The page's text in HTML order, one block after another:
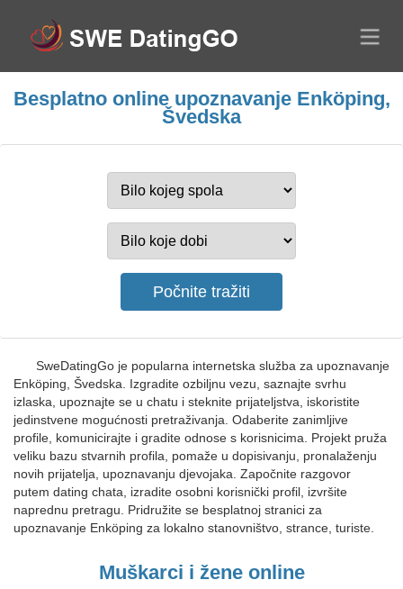
Besplatno online upoznavanje Enköping,
Švedska
SweDatingGo je popularna internetska služba za upoznavanje
Enköping, Švedska. Izgradite ozbiljnu vezu, saznajte svrhu
izlaska, upoznajte se u chatu i steknite prijateljstva, iskoristite
jedinstvene mogućnosti pretraživanja. Odaberite zanimljive
profile, komunicirajte i gradite odnose s korisnicima. Projekt pruža
veliku bazu stvarnih profila, pomaže u dopisivanju, pronalaženju
novih prijatelja, upoznavanju djevojaka. Započnite razgovor
putem dating chata, izradite osobni korisnički profil, izvršite
naprednu pretragu. Pridružite se besplatnoj stranici za
upoznavanje Enköping za lokalno stanovništvo, strance, turiste.
Muškarci i žene online